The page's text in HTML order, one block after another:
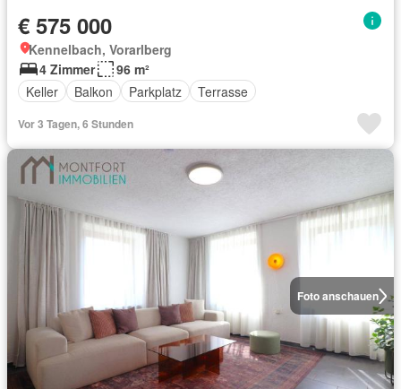
€ 575 000
Kennelbach, Vorarlberg
4 Zimmer
96 m²
Keller
Balkon Parkplatz Terrasse
Vor 3 Tagen, 6 Stunden
Foto anschauen